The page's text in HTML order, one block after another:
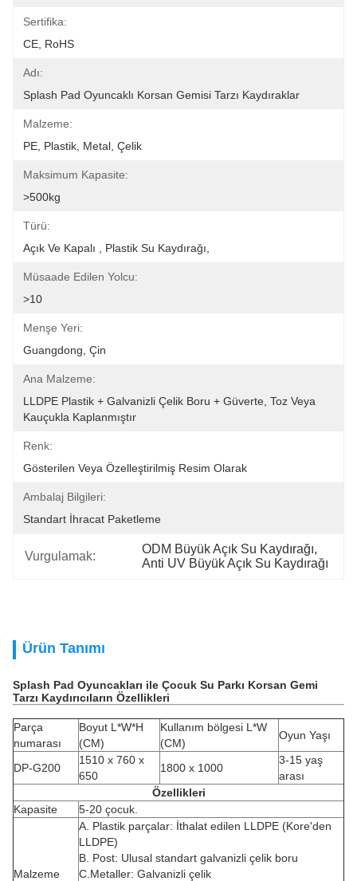
Sertifika:
CE, RoHS
Adı:
Splash Pad Oyuncaklı Korsan Gemisi Tarzı Kaydıraklar
Malzeme:
PE, Plastik, Metal, Çelik
Maksimum Kapasite:
>500kg
Türü:
Açık Ve Kapalı , Plastik Su Kaydırağı,
Müsaade Edilen Yolcu:
>10
Menşe Yeri:
Guangdong, Çin
Ana Malzeme:
LLDPE Plastik + Galvanizli Çelik Boru + Güverte, Toz Veya
Kauçukla Kaplanmıştır
Renk:
Gösterilen Veya Özelleştirilmiş Resim Olarak
Ambalaj Bilgileri:
Standart İhracat Paketleme
Vurgulamak:
ODM Büyük Açık Su Kaydırağı,
Anti UV Büyük Açık Su Kaydırağı
Ürün Tanımı
Splash Pad Oyuncakları ile Çocuk Su Parkı Korsan Gemi
Tarzı Kaydırıcıların Özellikleri
Parça
numarası
Boyut L*W*H
(CM)
Kullanım bölgesi L*W
(CM)
Oyun Yaşı
DP-G200
1510 x 760 x
650
1800 x 1000
3-15 yaş
arası
Özellikleri
Kapasite
5-20 çocuk.
Malzeme
A. Plastik parçalar: İthalat edilen LLDPE (Kore'den
LLDPE)
B. Post: Ulusal standart galvanizli çelik boru
C.Metaller: Galvanizli çelik